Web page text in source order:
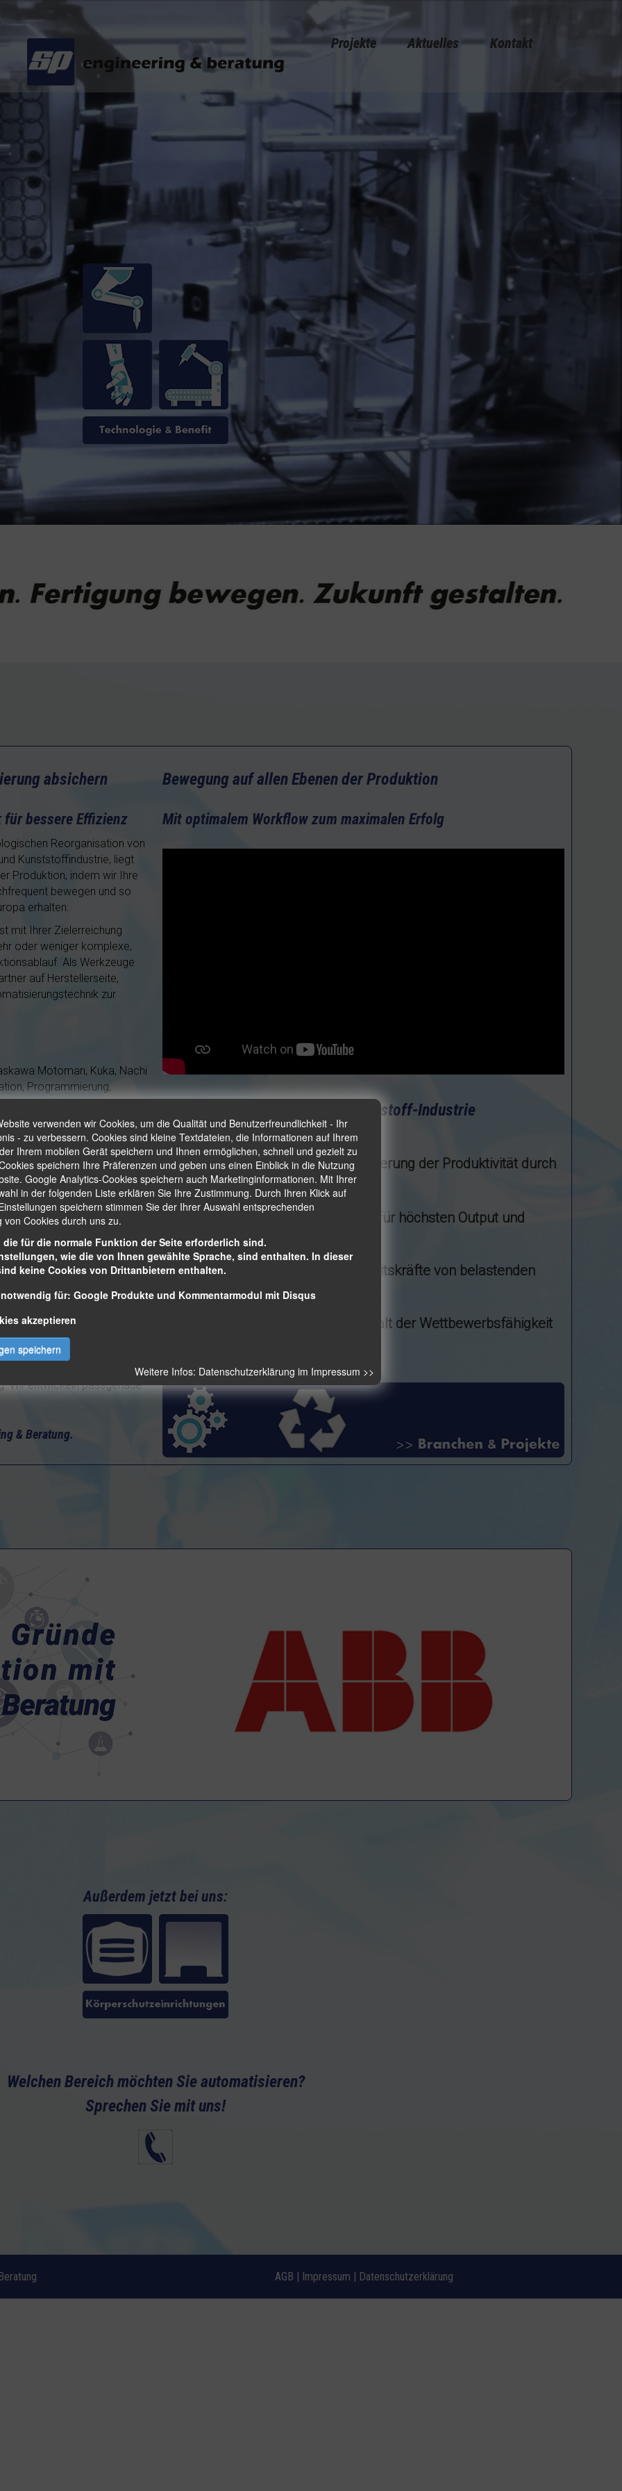
Projekte Aktuelles Kontakt
absichern
bessere Effizienz
Reorganisation von
Kunststoffindustrie, liegt
Produktion, indem wir Ihre
bewegen und so
erhalten.
mit Ihrer Zielerreichung
oder weniger komplexe,
Als Werkzeuge
auf Herstellerseite,
zur
Motoman, Kuka, Nachi
Programmierung,
wir, je nach
Applikation entwickelte
unsere langjährige
und unseren direkten
frei formbarer,
wir im Sondergreiferbau
fertigen. So realisieren wir
wie den Transport
& Förderbänder
einfachen Förderband zur
Transportlinien -
Teile-Beförderung.
Sie Ihre Produktion in
Wir entwickeln passgenaue
& Beratung.
Bewegung auf allen Ebenen der Produktion
Mit optimalem Workflow zum maximalen Erfolg
Automation in der Metall- & Kunststoff-Industrie
Prozessoptimierung und Steigerung der Produktivität durch
Ablauf-Standardisierung
Modernste Produktionsmittel für höchsten Output und
gleichbleibende Qualität
Entlastung menschlicher Arbeitskräfte von belastenden
Tätigkeiten
Standort-Sicherung durch Erhalt der Wettbewerbsfähigkeit
sehr genau und
daran ausgerichtet.
Automationspraxis von
und Kunststoff-Industrie.
und Automationspartner.
und pragmatische,
Bedarf unserer Kunden.
Mit den Phasen Prozes
und After Sales
Beratung bekommen Sie
aus einer Hand!
Außerdem jetzt bei uns:
Welchen Bereich möchten Sie automatisieren?
Sprechen Sie mit uns!
AGB | Impressum | Datenschutzerklärung
verwenden wir Cookies, um die Qualität und Benutzerfreundlichkeit - Ihr
- zu verbessern. Cookies sind kleine Textdateien, die Informationen auf Ihrem
Ihrem mobilen Gerät speichern und Ihnen ermöglichen, schnell und gezielt zu
speichern Ihre Präferenzen und geben uns einen Einblick in die Nutzung
Google Analytics-Cookies speichern auch Marketinginformationen. Mit Ihrer
in der folgenden Liste erklären Sie Ihre Zustimmung. Durch Ihren Klick auf
speichern stimmen Sie der Ihrer Auswahl entsprechenden
von Cookies durch uns zu.
die für die normale Funktion der Seite erforderlich sind.
wie die von Ihnen gewählte Sprache, sind enthalten. In dieser
keine Cookies von Drittanbietern enthalten.
für: Google Produkte und Kommentarmodul mit Disqus
akzeptieren
speichern
Weitere Infos: Datenschutzerklärung im Impressum >>